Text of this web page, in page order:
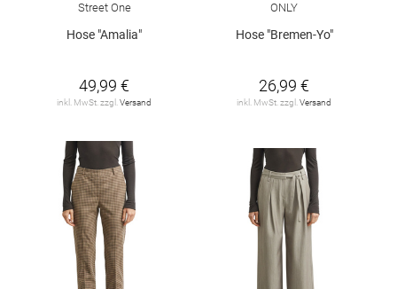
Street One
Hose "Amalia"
49,99 €
inkl. MwSt. zzgl.Versand
ONLY
Hose "Bremen-Yo"
26,99 €
inkl. MwSt. zzgl.Versand